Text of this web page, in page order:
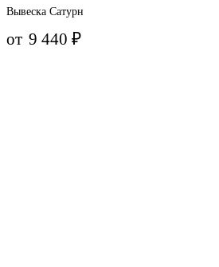
Вывеска Сатурн
от 9 440₽